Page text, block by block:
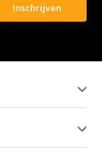
Inschrijven